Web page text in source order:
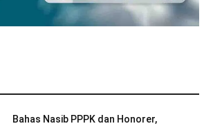
Bahas Nasib PPPK dan Honorer,